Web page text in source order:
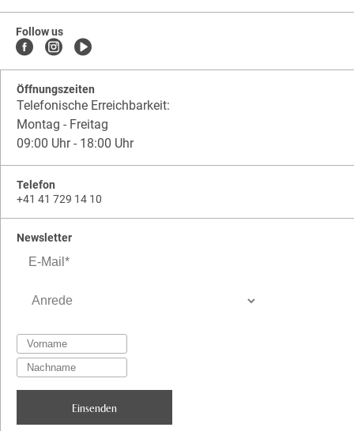
Follow us
Öffnungszeiten
Telefonische Erreichbarkeit:
Montag - Freitag
09:00 Uhr - 18:00 Uhr
Telefon
+41 41 729 14 10
Newsletter